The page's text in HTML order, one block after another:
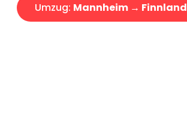
Umzug: Mannheim → Finnland